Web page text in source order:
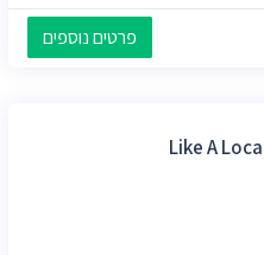
פרטים נוספים
Like A